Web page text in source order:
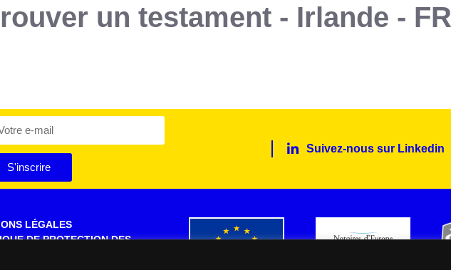
un testament - Irlande - FR
S'inscrire
Suivez-nous sur Linkedin
LÉGALES
DE PROTECTION DES